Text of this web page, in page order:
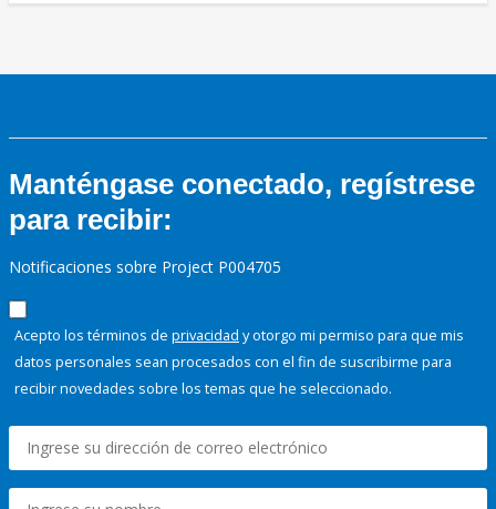
Manténgase conectado, regístrese
para recibir:
Notificaciones sobre Project P004705
Acepto los términos de privacidad y otorgo mi permiso para que mis
datos personales sean procesados con el fin de suscribirme para
recibir novedades sobre los temas que he seleccionado.